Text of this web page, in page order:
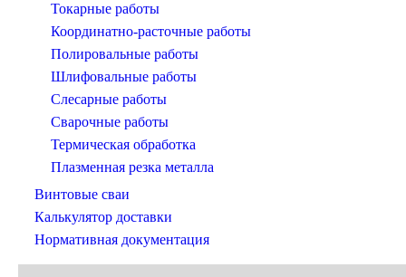
Токарные работы
Координатно-расточные работы
Полировальные работы
Шлифовальные работы
Слесарные работы
Сварочные работы
Термическая обработка
Плазменная резка металла
Винтовые сваи
Калькулятор доставки
Нормативная документация